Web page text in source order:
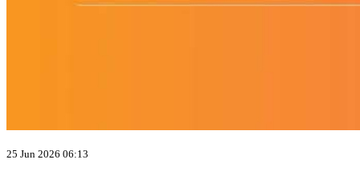
25 Jun 2026 06:13